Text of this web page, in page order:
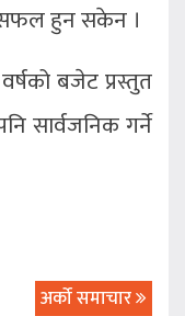
हुन सकेन ।
बजेट प्रस्तुत
सार्वजनिक गर्ने
अर्को समाचार